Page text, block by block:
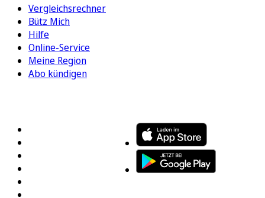
Vergleichsrechner
Bütz Mich
Hilfe
Online-Service
Meine Region
Abo kündigen